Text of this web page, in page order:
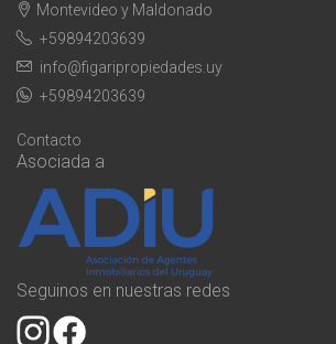
Montevideo y Maldonado
+59894203639
info@figaripropiedades.uy
+59894203639
Contacto
Asociada a
Seguinos en nuestras redes